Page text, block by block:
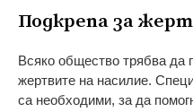
Подкрепа за
Всяко общество трябва да
жертвите на насилие.
са необходими, за да